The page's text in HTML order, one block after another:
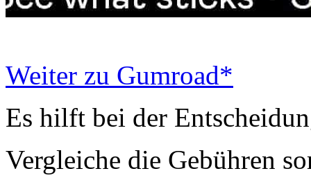
Weiter zu Gumroad*
Es hilft bei der
Vergleiche die Gebühren